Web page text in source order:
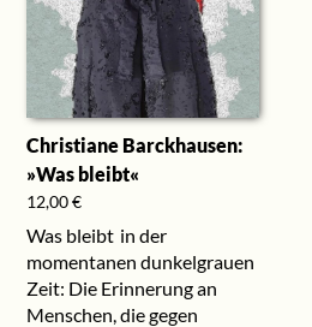
Christiane Barckhausen:
»Was bleibt«
12,00€
Was bleibt in der
momentanen dunkelgrauen
Zeit: Die Erinnerung an
Menschen, die gegen